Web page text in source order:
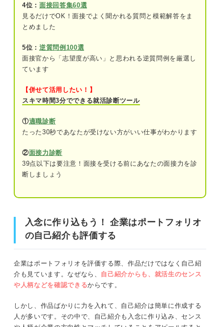
①経歴
③過去の受賞歴
⑤強みを発揮したエピソード
ポートフォリオの自己紹介をつくる際に押さえるべ
きポイント
作品数が少ない場合はその理由を明記する
低画質な写真の使用は避ける
5ステップで簡単！ ポートフォリオの自己紹介を書
①記入する項目を決める
4位： 面接回答集60選
見るだけでOK！面接でよく聞かれる質問と模範解答をま
とめました
5位： 逆質問例100選
面接官から「志望度が高い」と思われる逆質問例を厳選し
ています
【併せて活用したい！】
スキマ時間3分でできる就活診断ツール
①適職診断
たった30秒であなたが受けない方がいい仕事がわかります
②面接力診断
39点以下は要注意！面接を受ける前にあなたの面接力を診
断しましょう
入念に作り込もう！ 企業はポートフォリオ
の自己紹介も評価する
企業はポートフォリオを評価する際、作品だけではなく自己紹
介も見ています。なぜなら、 自己紹介からも、就活生のセンス
や人柄などを確認できるからです。
しかし、作品ばかりに力を入れて、自己紹介は簡単に作成する
人が多いです。その中で、自己紹介も入念に作り込み、センス
入念に作り込もう！ 企業はポートフォリオの自己紹介も
評価する
ポートフォリオとは？
ポートフォリオの構成
まずは確認！ 企業がポートフォリオの提示を求める理由
センスが企業の方向性とマッチするか確認するため